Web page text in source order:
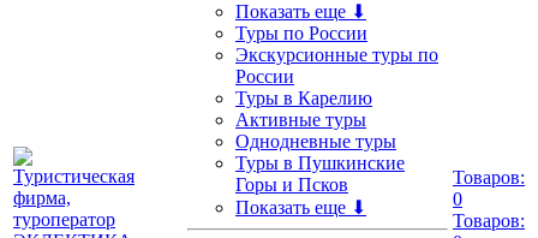
Показать еще ⬇
Туры по России
Экскурсионные туры по
России
Туры в Карелию
Активные туры
Однодневные туры
Туры в Пушкинские
Горы и Псков
Показать еще ⬇
Товаров:
0
Товаров: